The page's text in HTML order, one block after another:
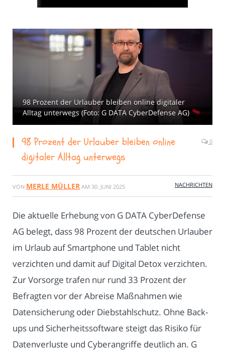
98 Prozent der Urlauber bleiben online digitaler
Alltag unterwegs (Foto: G DATA CyberDefense AG)
98 Prozent der Urlauber bleiben online
digitaler Alltag unterwegs
0
VON MERLE MÜLLER AM 30. JUNI 2025 NACHRICHTEN
Die aktuelle Erhebung von G DATA CyberDefense
AG belegt, dass 98 Prozent der deutschen Urlauber
im Urlaub auf Smartphone und Tablet nicht
verzichten und damit auf Digital Detox verzichten.
Zur Vorsorge trafen nur rund 33 Prozent der
Befragten vor der Abreise Maßnahmen wie
Datensicherung oder Diebstahlschutz. Ohne Back-
ups und Sicherheitssoftware steigt das Risiko für
Datenverluste und Cyberangriffe deutlich an. G